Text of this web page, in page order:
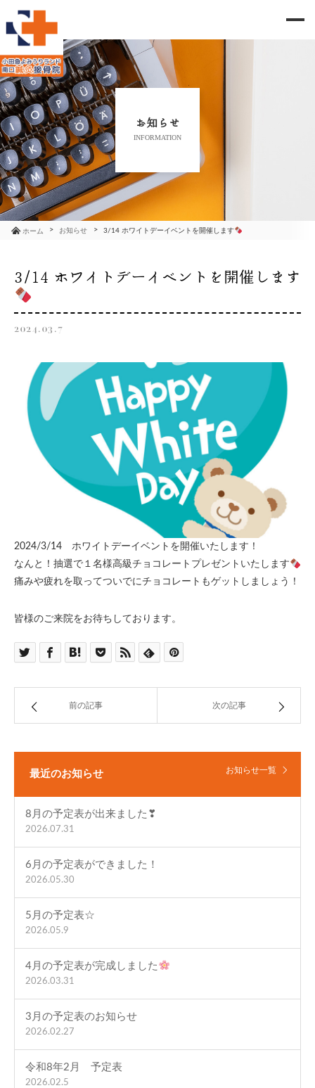
お知らせ
INFORMATION
ホーム お知らせ 3/14 ホワイトデーイベントを開催します
3/14 ホワイトデーイベントを開催します
2024.03.7
2024/3/14 ホワイトデーイベントを開催いたします！
なんと！抽選で１名様高級チョコレートプレゼントいたします
痛みや疲れを取ってついでにチョコレートもゲットしましょう！
皆様のご来院をお待ちしております。
前の記事 次の記事
最近のお知らせ お知らせ一覧
8月の予定表が出来ました❣
2026.07.31
6月の予定表ができました！
2026.05.30
5月の予定表☆
2026.05.9
4月の予定表が完成しました
2026.03.31
3月の予定表のお知らせ
2026.02.27
令和8年2月 予定表
2026.02.5
当院のご紹介
治療メニュー
お知らせ
ブログ
コラム
お問い合わせ